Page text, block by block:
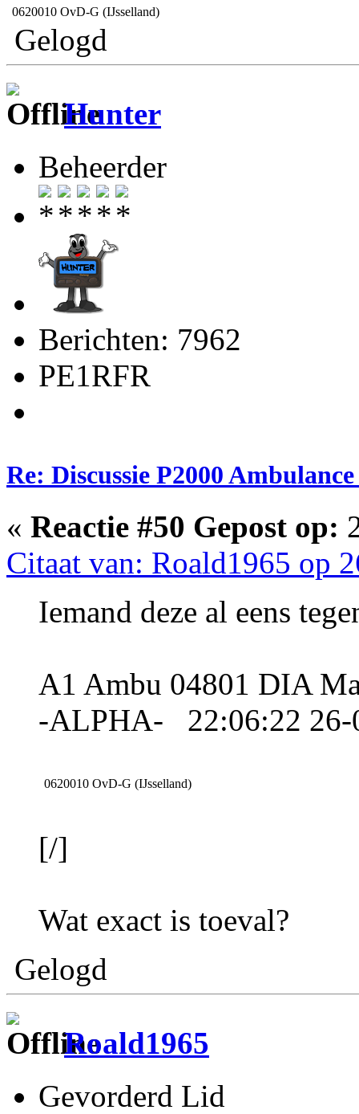
0620010 OvD-G (IJsselland)
Gelogd
Hunter
Beheerder
Berichten: 7962
PE1RFR
Re: Discussie P2000
« Reactie #50 Gepost op:
Citaat van: Roald1965 op
Iemand deze al eens
A1 Ambu 04801 DIA
-ALPHA- 22:06:22 26-
0620010 OvD-G (IJsselland)
[/]
Wat exact is toeval?
Gelogd
Roald1965
Gevorderd Lid